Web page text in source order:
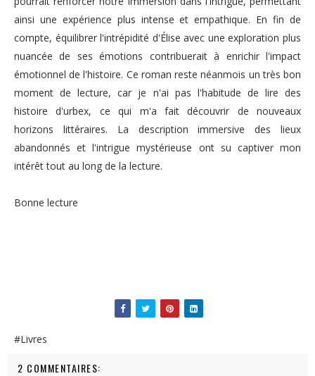
ainsi une expérience plus intense et empathique. En fin de
compte, équilibrer l'intrépidité d'Élise avec une exploration plus
nuancée de ses émotions contribuerait à enrichir l'impact
émotionnel de l'histoire. Ce roman reste néanmois un très bon
moment de lecture, car je n'ai pas l'habitude de lire des
histoire d'urbex, ce qui m'a fait découvrir de nouveaux
horizons littéraires. La description immersive des lieux
abandonnés et l'intrigue mystérieuse ont su captiver mon
intérêt tout au long de la lecture.
Bonne lecture
#Livres
2 COMMENTAIRES: